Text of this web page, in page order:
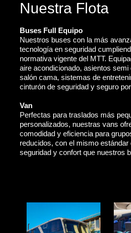
Nuestra Flota
Buses Full Equipo
Nuestros buses con la más
tecnología en seguridad
normativa vigente del MTT.
aire acondicionado, asientos
salón cama, sistemas de
cinturón de seguridad y seguro
Van
Perfectas para traslados más
personalizados, nuestras vans
comodidad y eficiencia para
reducidos, con el mismo estándar
seguridad y confort que nuestros